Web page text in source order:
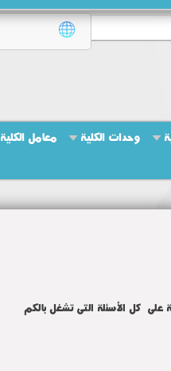
وحدات الكلية
معامل الكلية
على كل الأسئلة التى تشغل بالكم